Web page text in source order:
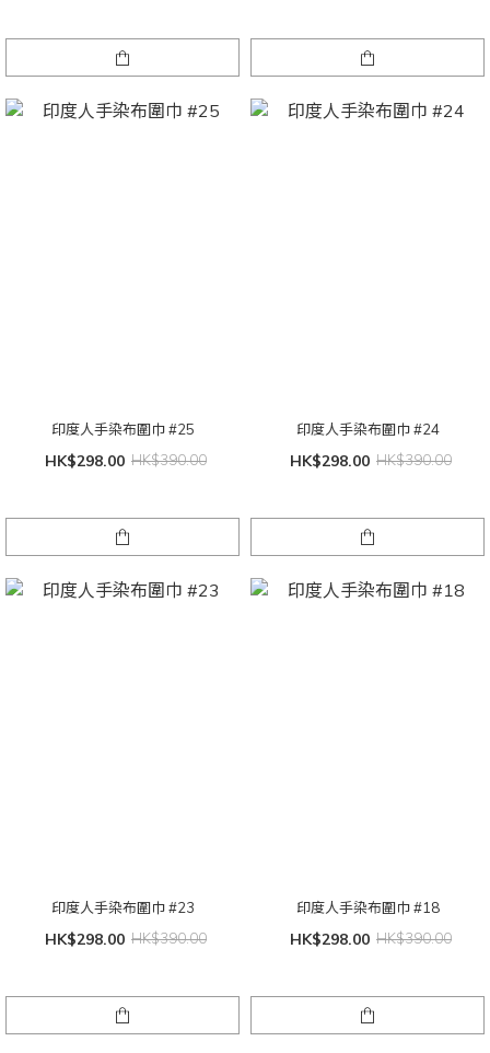
印度人手染布圍巾 #25
HK$298.00 HK$390.00
印度人手染布圍巾 #24
HK$298.00 HK$390.00
印度人手染布圍巾 #23
HK$298.00 HK$390.00
印度人手染布圍巾 #18
HK$298.00 HK$390.00